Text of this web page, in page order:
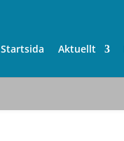
Startsida Aktuellt